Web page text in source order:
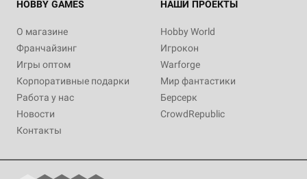
HOBBY GAMES
О магазине
Франчайзинг
Игры оптом
Корпоративные подарки
Работа у нас
Новости
Контакты
НАШИ ПРОЕКТЫ
Hobby World
Игрокон
Warforge
Мир фантастики
Берсерк
CrowdRepublic